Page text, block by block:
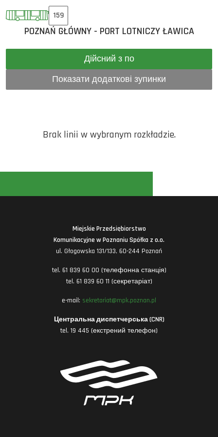
159
POZNAŃ GŁÓWNY - PORT LOTNICZY ŁAWICA
Дійсний з по
Показати додаткові зупинки
Brak linii w wybranym rozkładzie.
Miejskie Przedsiębiorstwo
Komunikacyjne w Poznaniu Spółka z o.o.
ul. Głogowska 131/133, 60-244 Poznań
tel. 61 839 60 00 (телефонна станція)
tel. 61 839 60 11 (секретаріат)
e-mail: sekretariat@mpk.poznan.pl
Центральна диспетчерська (CNR)
tel. 19 445 (екстрений телефон)